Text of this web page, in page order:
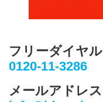
フリーダイヤル
0120-11-3286
メールアドレス